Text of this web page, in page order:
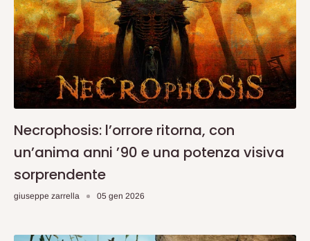
Necrophosis: l’orrore ritorna, con
un’anima anni ’90 e una potenza visiva
sorprendente
giuseppe zarrella 05 gen 2026